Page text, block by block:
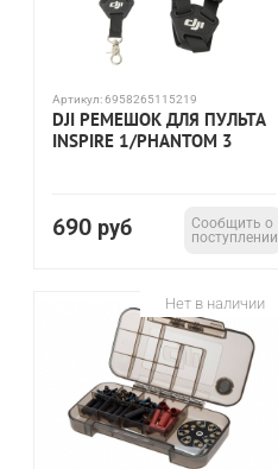
Артикул:6958265115219
DJI РЕМЕШОК ДЛЯ ПУЛЬТА
INSPIRE 1/PHANTOM 3
690 руб
Сообщить о
поступлении
Нет в наличии